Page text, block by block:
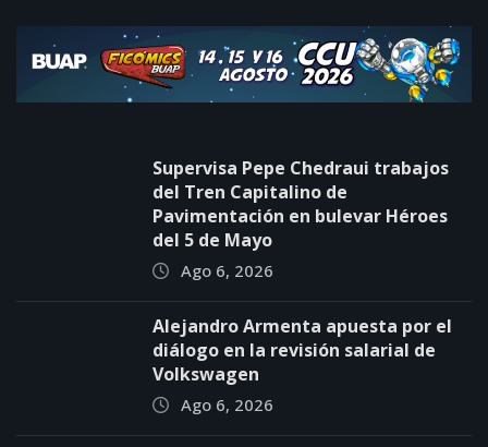
Supervisa Pepe Chedraui trabajos
del Tren Capitalino de
Pavimentación en bulevar Héroes
del 5 de Mayo
Ago 6, 2026
Alejandro Armenta apuesta por el
diálogo en la revisión salarial de
Volkswagen
Ago 6, 2026